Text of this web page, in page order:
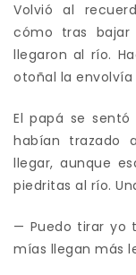
Volvió al
cómo tras
llegaron al río.
otoñal la
El papá se
habían trazado
llegar, aunque
piedritas al río.
— Puedo tirar yo
mías llegan más